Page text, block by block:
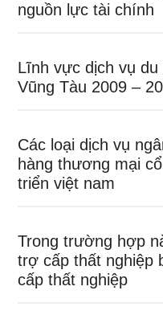
nguồn lực tài chính
Lĩnh vực dịch vụ
Vũng Tàu 2009 –
Các loại dịch vụ
hàng thương mại
triển việt nam
Trong trường hợp
trợ cấp thất nghiệp
cấp thất nghiệp